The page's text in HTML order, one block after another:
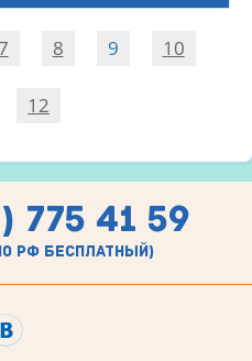
8 9 10
12
775 41 59
рф бесплатный)